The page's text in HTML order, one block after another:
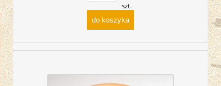
szt.
do koszyka